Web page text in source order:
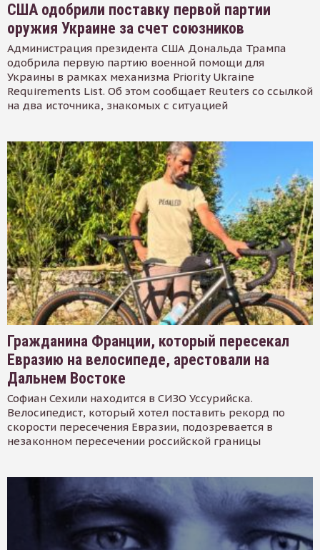
США одобрили поставку первой партии
оружия Украине за счет союзников
Администрация президента США Дональда Трампа
одобрила первую партию военной помощи для
Украины в рамках механизма Priority Ukraine
Requirements List. Об этом сообщает Reuters со ссылкой
на два источника, знакомых с ситуацией
Гражданина Франции, который пересекал
Евразию на велосипеде, арестовали на
Дальнем Востоке
Софиан Сехили находится в СИЗО Уссурийска.
Велосипедист, который хотел поставить рекорд по
скорости пересечения Евразии, подозревается в
незаконном пересечении российской границы